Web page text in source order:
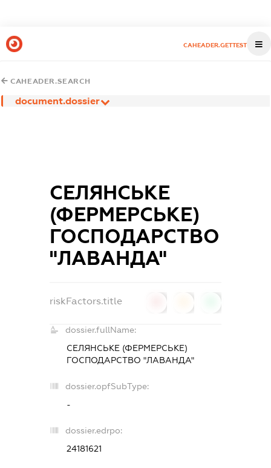
CAHEADER.GETTEST
CAHEADER.SEARCH
document.dossier
СЕЛЯНСЬКЕ
(ФЕРМЕРСЬКЕ)
ГОСПОДАРСТВО
"ЛАВАНДА"
riskFactors.title
dossier.fullName:
СЕЛЯНСЬКЕ (ФЕРМЕРСЬКЕ)
ГОСПОДАРСТВО "ЛАВАНДА"
dossier.opfSubType:
-
dossier.edrpo:
24181621